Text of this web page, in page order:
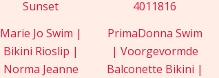
Marie Jo Swim |
Bikini Rioslip |
Norma Jeanne
PrimaDonna Swim
| Voorgevormde
Balconette Bikini |